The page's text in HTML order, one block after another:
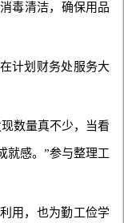
毒清洁，确保用品
计划财务处服务大
数量真不少，当看
就感。”参与整理工
用，也为勤工俭学